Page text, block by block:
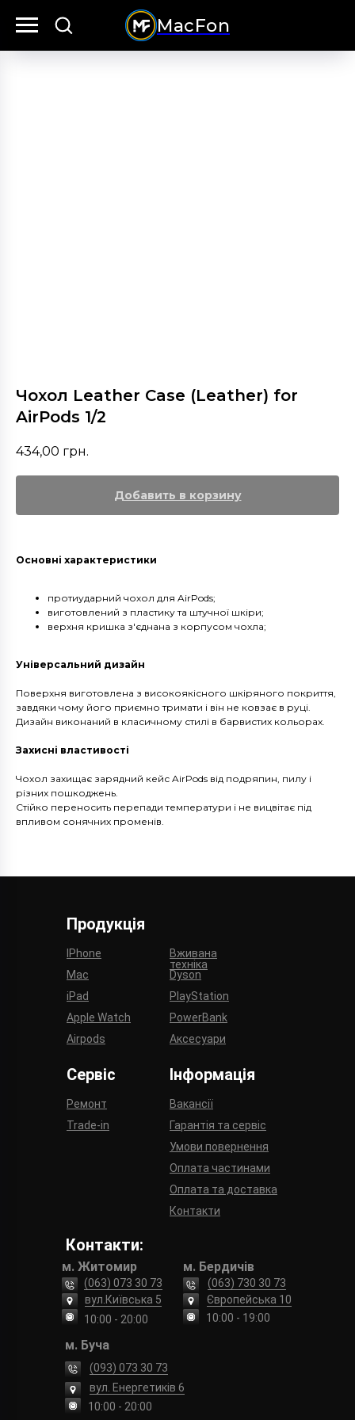
MacFon
Чохол Leather Case (Leather) for
AirPods 1/2
434,00 грн.
Добавить в корзину
Основні характеристики
протиударний чохол для AirPods;
виготовлений з пластику та штучної шкіри;
верхня кришка з'єднана з корпусом чохла;
Універсальний дизайн
Поверхня виготовлена з високоякісного шкіряного покриття,
завдяки чому його приємно тримати і він не ковзає в руці.
Дизайн виконаний в класичному стилі в барвистих кольорах.
Захисні властивості
Чохол захищає зарядний кейс AirPods від подряпин, пилу і
різних пошкоджень.
Стійко переносить перепади температури і не вицвітає під
впливом сонячних променів.
Продукція
IPhone
Mac
iPad
Apple Watch
Airpods
Вживана
техніка
Dyson
PlayStation
PowerBank
Аксесуари
Сервіс
Ремонт
Trade-in
Інформація
Вакансії
Гарантія та сервіс
Умови повернення
Оплата та доставка
Оплата частинами
Контакти
Контакти:
м. Житомир
вул.Київська 5
10:00 - 20:00
(063) 073 30 73
м. Бердичів
Європейська 10
10:00 - 19:00
(063) 730 30 73
м. Буча
вул. Енергетиків 6
(093) 073 30 73
10:00 - 20:00